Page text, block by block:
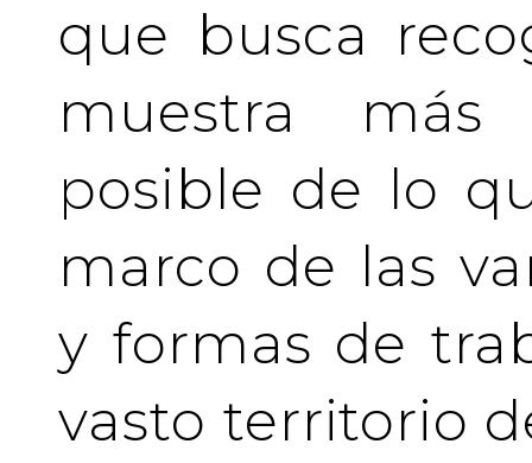
que busca
muestra
posible de lo
marco de las
y formas de
vasto territorio